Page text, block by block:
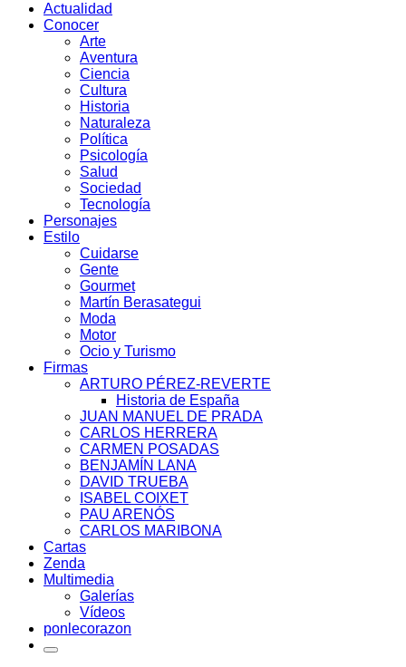
Actualidad
Conocer
Arte
Aventura
Ciencia
Cultura
Historia
Naturaleza
Política
Psicología
Salud
Sociedad
Tecnología
Personajes
Estilo
Cuidarse
Gente
Gourmet
Martín Berasategui
Moda
Motor
Ocio y Turismo
Firmas
ARTURO PÉREZ-REVERTE
Historia de España
JUAN MANUEL DE PRADA
CARLOS HERRERA
CARMEN POSADAS
BENJAMÍN LANA
DAVID TRUEBA
ISABEL COIXET
PAU ARENÓS
CARLOS MARIBONA
Cartas
Zenda
Multimedia
Galerías
Vídeos
ponlecorazon